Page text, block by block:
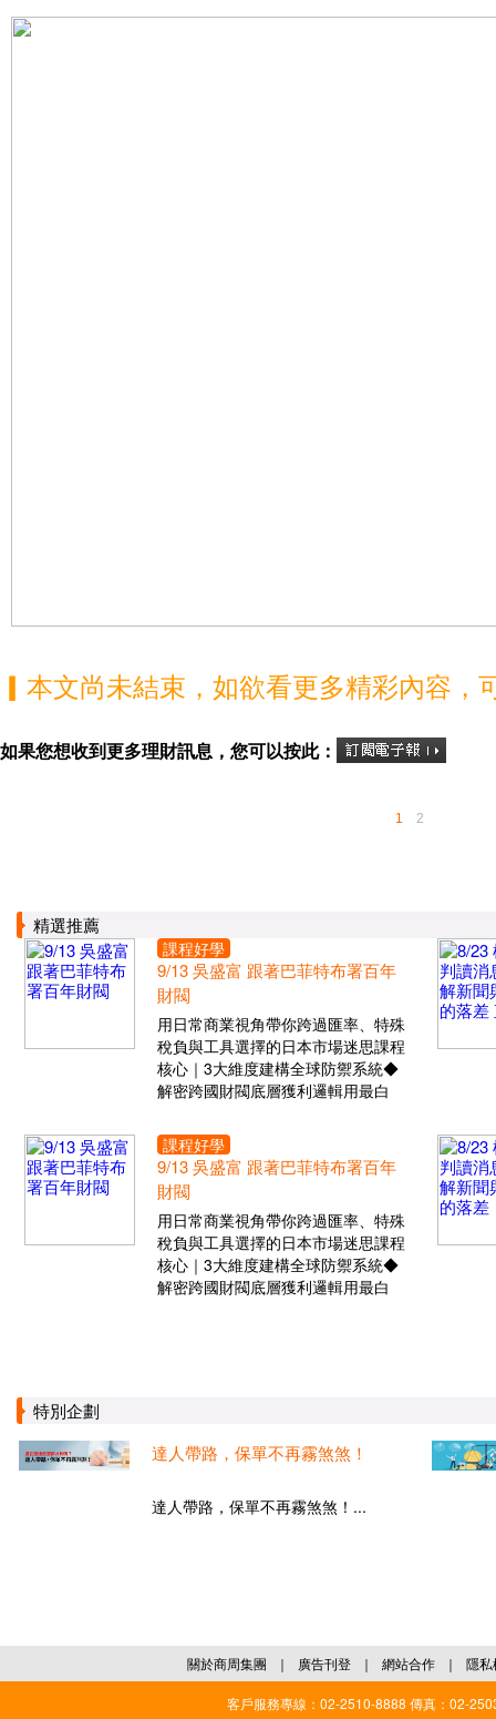
▎本文尚未結束，如欲看更多精彩內容，
如果您想收到更多理財訊息，您可以按此：
1 2
精選推薦
課程好學
9/13 吳盛富 跟著巴菲特布署百年
財閥
用日常商業視角帶你跨過匯率、特殊
稅負與工具選擇的日本市場迷思課程
核心｜3大維度建構全球防禦系統◆
解密跨國財閥底層獲利邏輯用最白
課程好學
9/13 吳盛富 跟著巴菲特布署百年
財閥
用日常商業視角帶你跨過匯率、特殊
稅負與工具選擇的日本市場迷思課程
核心｜3大維度建構全球防禦系統◆
解密跨國財閥底層獲利邏輯用最白
特別企劃
達人帶路，保單不再霧煞煞！
達人帶路，保單不再霧煞煞！...
關於商周集團 ｜ 廣告刊登 ｜ 網站合作 ｜ 隱私
客戶服務專線：02-2510-8888 傳真：02-